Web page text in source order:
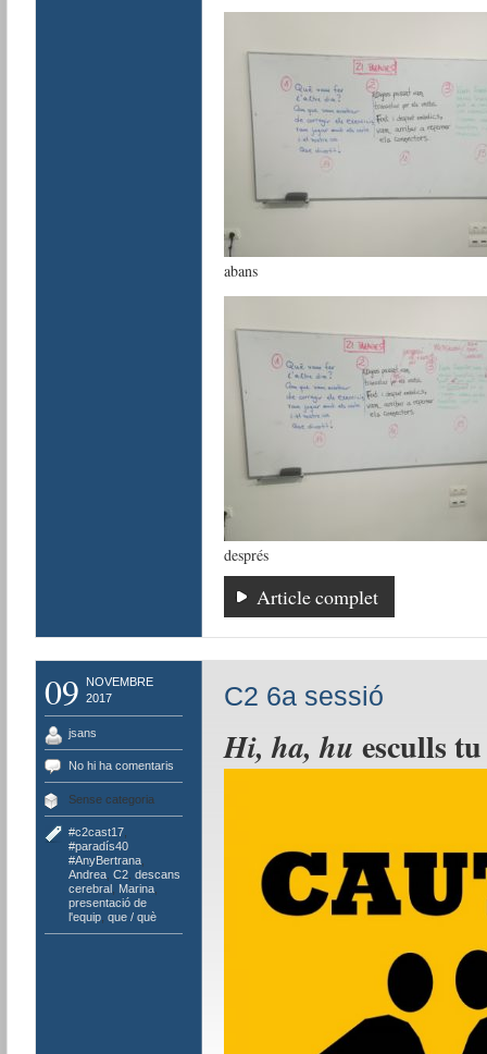
abans
després
Article complet
09
NOVEMBRE
2017
jsans
No hi ha comentaris
Sense categoria
#c2cast17,
#paradís40
#AnyBertrana,
Andrea, C2, descans
cerebral, Marina,
presentació de
l'equip, que / què
C2 6a sessió
Hi, ha, hu esculls tu